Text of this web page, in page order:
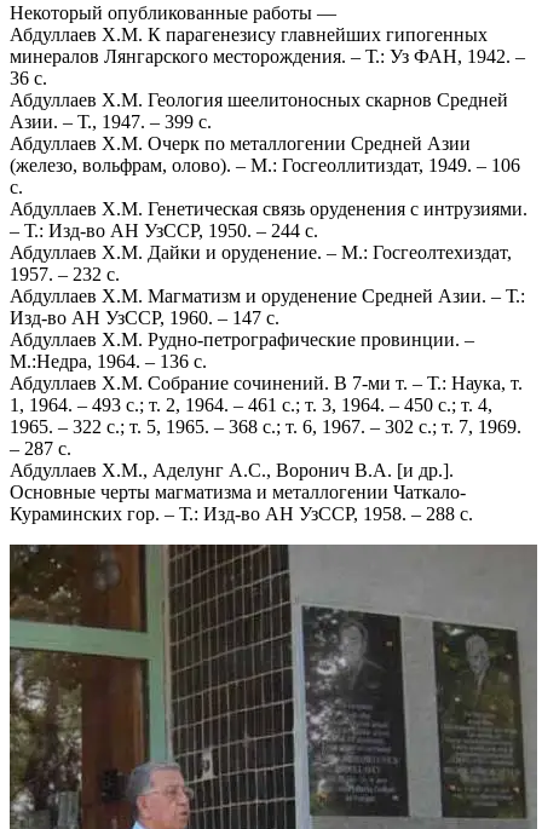
Некоторый опубликованные работы —
Абдуллаев X.М. К парагенезису главнейших гипогенных
минералов Лянгарского месторождения. – Т.: Уз ФАН, 1942. –
36 с.
Абдуллаев X.М. Геология шеелитоносных скарнов Средней
Азии. – Т., 1947. – 399 с.
Абдуллаев X.М. Очерк по металлогении Средней Азии
(железо, вольфрам, олово). – М.: Госгеоллитиздат, 1949. – 106
с.
Абдуллаев X.М. Генетическая связь оруденения с интрузиями.
– Т.: Изд-во АН УзССР, 1950. – 244 с.
Абдуллаев X.М. Дайки и оруденение. – М.: Госгеолтехиздат,
1957. – 232 с.
Абдуллаев X.М. Магматизм и оруденение Средней Азии. – Т.:
Изд-во АН УзССР, 1960. – 147 с.
Абдуллаев X.М. Рудно-петрографические провинции. –
М.:Недра, 1964. – 136 с.
Абдуллаев X.М. Собрание сочинений. В 7-ми т. – Т.: Наука, т.
1, 1964. – 493 с.; т. 2, 1964. – 461 с.; т. 3, 1964. – 450 с.; т. 4,
1965. – 322 с.; т. 5, 1965. – 368 с.; т. 6, 1967. – 302 с.; т. 7, 1969.
– 287 с.
Абдуллаев X.М., Аделунг А.С., Воронич В.А. [и др.].
Основные черты магматизма и металлогении Чаткало-
Кураминских гор. – Т.: Изд-во АН УзССР, 1958. – 288 с.